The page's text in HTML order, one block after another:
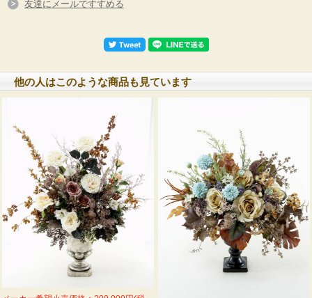
友達にメールですすめる
他の人はこのような商品も見ています